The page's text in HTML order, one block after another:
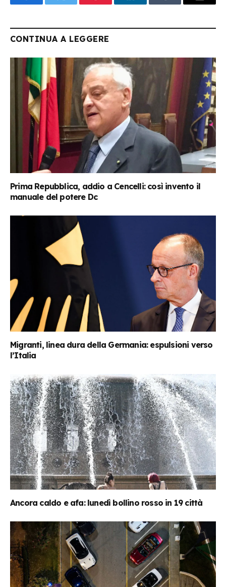
FacebookTwitter Pinterest LinkedInTumblr Email
CONTINUA A LEGGERE
Prima Repubblica, addio a Cencelli: così invento il
manuale del potere Dc
Migranti, linea dura della Germania: espulsioni verso
l’Italia
Ancora caldo e afa: lunedì bollino rosso in 19 città